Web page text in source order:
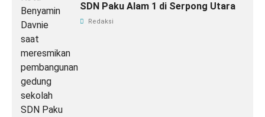
SDN Paku Alam 1 di Serpong Utara
Redaksi